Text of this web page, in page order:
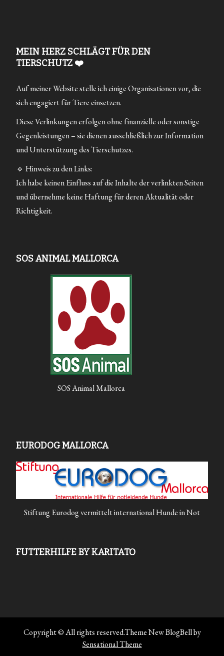
MEIN HERZ SCHLÄGT FÜR DEN
TIERSCHUTZ ❤️
Auf meiner Website stelle ich einige Organisationen vor, die
sich engagiert für Tiere einsetzen.
Diese Verlinkungen erfolgen ohne finanzielle oder sonstige
Gegenleistungen – sie dienen ausschließlich zur Information
und Unterstützung des Tierschutzes.
🔹 Hinweis zu den Links:
Ich habe keinen Einfluss auf die Inhalte der verlinkten Seiten
und übernehme keine Haftung für deren Aktualität oder
Richtigkeit.
SOS ANIMAL MALLORCA
SOS Animal Mallorca
EURODOG MALLORCA
Stiftung Eurodog vermittelt international Hunde in Not
FUTTERHILFE BY KARITATO
Copyright © All rights reserved.Theme New BlogBell by
Sensational Theme